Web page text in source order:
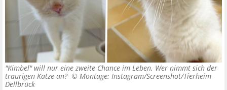
"Kimbel" will nur eine zweite Chance im Leben. Wer nimmt sich der
traurigen Katze an? © Montage: Instagram/Screenshot/Tierheim
Dellbrück